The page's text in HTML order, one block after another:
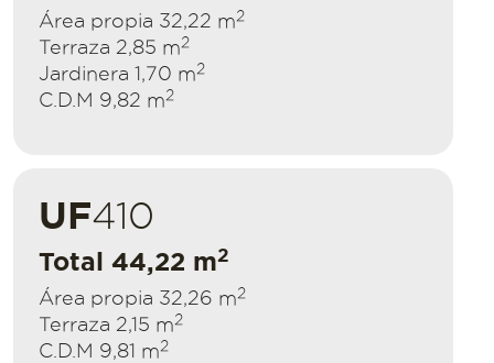
Área propia 32,22 m2
Terraza 2,85 m2
Jardinera 1,70 m2
C.D.M 9,82 m2
UF410
Total 44,22 m2
Área propia 32,26 m2
Terraza 2,15 m2
C.D.M 9,81 m2